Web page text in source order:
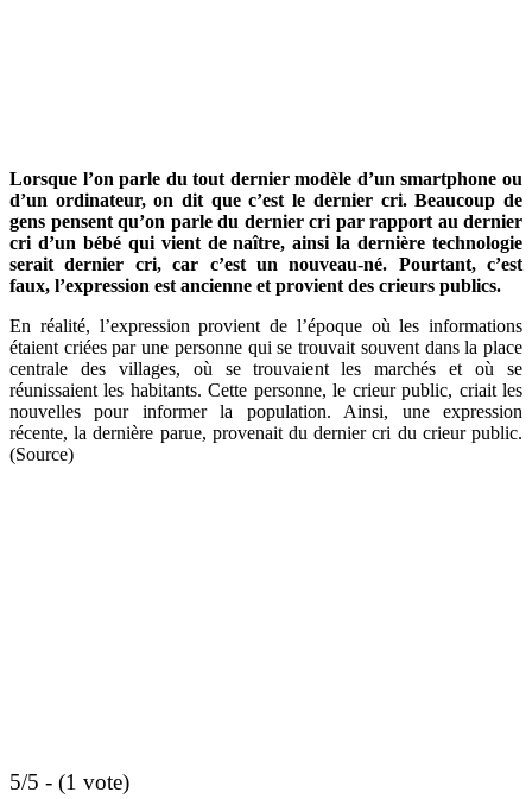
Lorsque l’on parle du tout dernier modèle d’un smartphone ou
d’un ordinateur, on dit que c’est le dernier cri. Beaucoup de
gens pensent qu’on parle du dernier cri par rapport au dernier
cri d’un bébé qui vient de naître, ainsi la dernière technologie
serait dernier cri, car c’est un nouveau-né. Pourtant, c’est
faux, l’expression est ancienne et provient des crieurs publics.
En réalité, l’expression provient de l’époque où les informations
étaient criées par une personne qui se trouvait souvent dans la place
centrale des villages, où se trouvaient les marchés et où se
réunissaient les habitants. Cette personne, le crieur public, criait les
nouvelles pour informer la population. Ainsi, une expression
récente, la dernière parue, provenait du dernier cri du crieur public.
(Source)
5/5 - (1 vote)